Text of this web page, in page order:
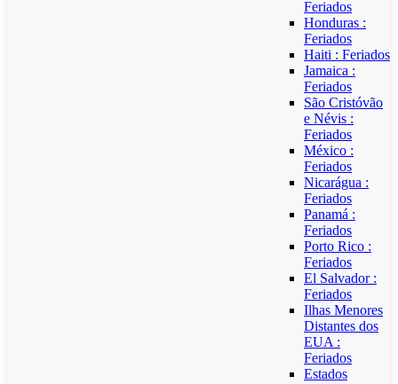
Feriados
Honduras :
Feriados
Haiti : Feriados
Jamaica :
Feriados
São Cristóvão
e Névis :
Feriados
México :
Feriados
Nicarágua :
Feriados
Panamá :
Feriados
Porto Rico :
Feriados
El Salvador :
Feriados
Ilhas Menores
Distantes dos
EUA :
Feriados
Estados